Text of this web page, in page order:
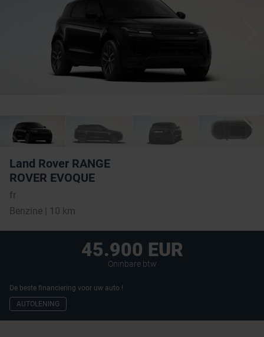
Land Rover RANGE
ROVER EVOQUE
fr
Benzine | 10 km
45.900 EUR
Oninbare btw
De beste financiering voor uw auto !
AUTOLENING